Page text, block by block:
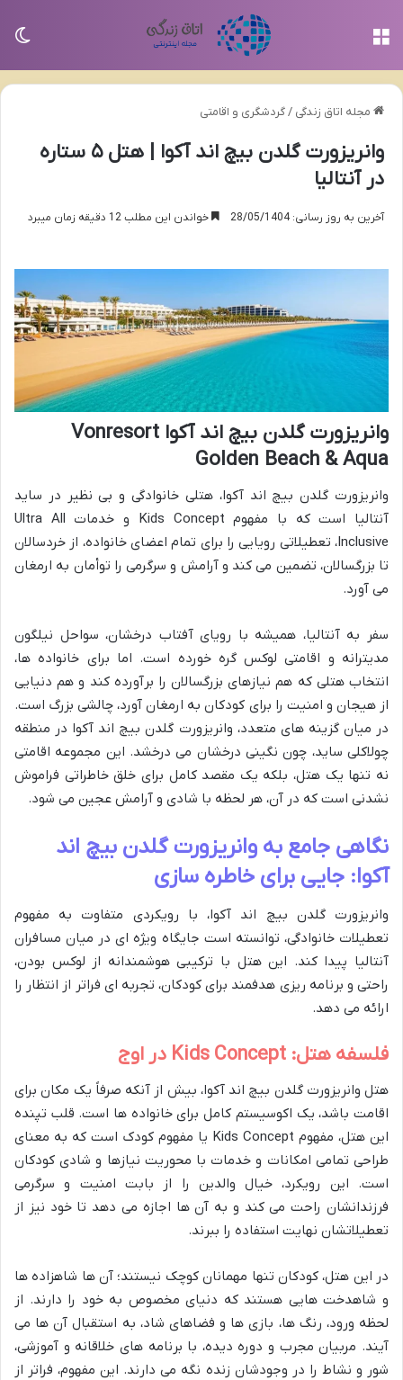
مجله اتاق زندگی /گردشگری و اقامتی
وانریزورت گلدن بیچ اند آکوا | هتل ۵ ستاره
در آنتالیا
آخرین به روز رسانی: 28/05/1404 خواندن این مطلب 12 دقیقه زمان میبرد
وانریزورت گلدن بیچ اند آکوا Vonresort
Golden Beach & Aqua
وانریزورت گلدن بیچ اند آکوا، هتلی خانوادگی و بی نظیر در ساید
آنتالیا است که با مفهوم Kids Concept و خدمات Ultra All
Inclusive، تعطیلاتی رویایی را برای تمام اعضای خانواده، از خردسالان
تا بزرگسالان، تضمین می کند و آرامش و سرگرمی را توأمان به ارمغان
می آورد.
سفر به آنتالیا، همیشه با رویای آفتاب درخشان، سواحل نیلگون
مدیترانه و اقامتی لوکس گره خورده است. اما برای خانواده ها،
انتخاب هتلی که هم نیازهای بزرگسالان را برآورده کند و هم دنیایی
از هیجان و امنیت را برای کودکان به ارمغان آورد، چالشی بزرگ است.
در میان گزینه های متعدد، وانریزورت گلدن بیچ اند آکوا در منطقه
چولاکلی ساید، چون نگینی درخشان می درخشد. این مجموعه اقامتی
نه تنها یک هتل، بلکه یک مقصد کامل برای خلق خاطراتی فراموش
نشدنی است که در آن، هر لحظه با شادی و آرامش عجین می شود.
نگاهی جامع به وانریزورت گلدن بیچ اند
آکوا: جایی برای خاطره سازی
وانریزورت گلدن بیچ اند آکوا، با رویکردی متفاوت به مفهوم
تعطیلات خانوادگی، توانسته است جایگاه ویژه ای در میان مسافران
آنتالیا پیدا کند. این هتل با ترکیبی هوشمندانه از لوکس بودن،
راحتی و برنامه ریزی هدفمند برای کودکان، تجربه ای فراتر از انتظار را
ارائه می دهد.
فلسفه هتل: Kids Concept در اوج
هتل وانریزورت گلدن بیچ اند آکوا، بیش از آنکه صرفاً یک مکان برای
اقامت باشد، یک اکوسیستم کامل برای خانواده ها است. قلب تپنده
این هتل، مفهوم Kids Concept یا مفهوم کودک است که به معنای
طراحی تمامی امکانات و خدمات با محوریت نیازها و شادی کودکان
است. این رویکرد، خیال والدین را از بابت امنیت و سرگرمی
فرزندانشان راحت می کند و به آن ها اجازه می دهد تا خود نیز از
تعطیلاتشان نهایت استفاده را ببرند.
در این هتل، کودکان تنها مهمانان کوچک نیستند؛ آن ها شاهزاده ها
و شاهدخت هایی هستند که دنیای مخصوص به خود را دارند. از
لحظه ورود، رنگ ها، بازی ها و فضاهای شاد، به استقبال آن ها می
آیند. مربیان مجرب و دوره دیده، با برنامه های خلاقانه و آموزشی،
شور و نشاط را در وجودشان زنده نگه می دارند. این مفهوم، فراتر از